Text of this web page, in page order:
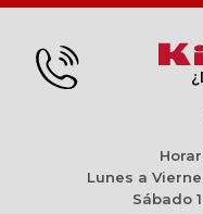
Lunes a
Sábado